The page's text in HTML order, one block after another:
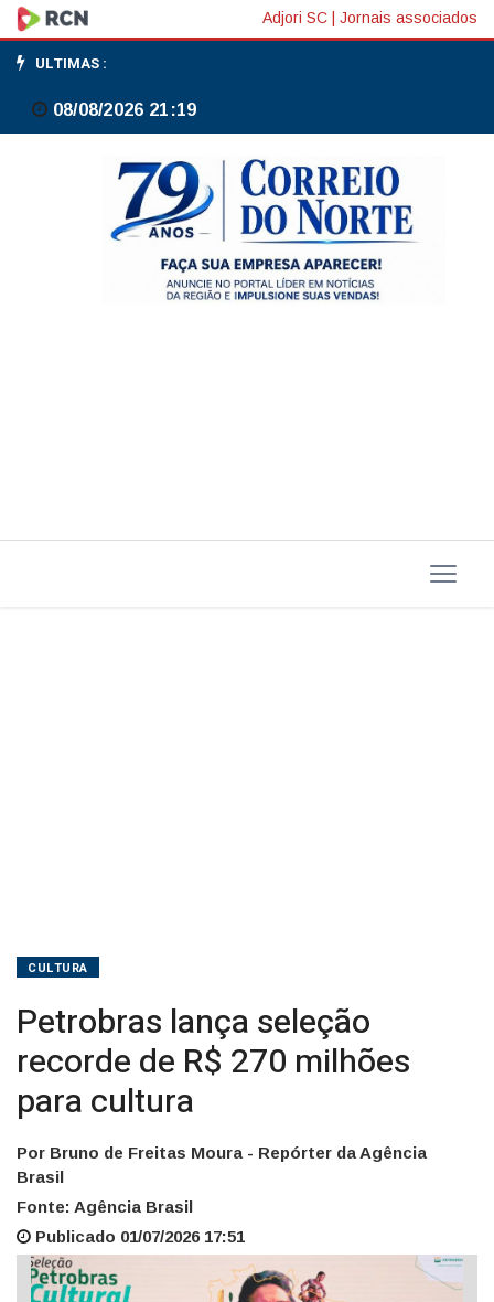
Petrobras
lança
seleção
recorde
Adjori SC Jornais associados
ULTIMAS :
08/08/2026 21:19
CULTURA
Petrobras lança seleção
recorde de R$ 270 milhões
para cultura
Por Bruno de Freitas Moura - Repórter da Agência
Brasil
Fonte: Agência Brasil
Publicado 01/07/2026 17:51